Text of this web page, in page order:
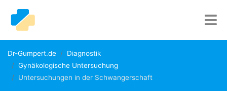
Dr-Gumpert.de
Diagnostik
Gynäkologische Untersuchung
Untersuchungen in der Schwangerschaft